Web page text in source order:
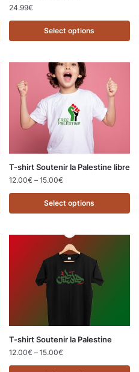
24.99€
Select options
T-shirt Soutenir la Palestine libre
12.00€ – 15.00€
Select options
T-shirt Soutenir la Palestine
12.00€ – 15.00€